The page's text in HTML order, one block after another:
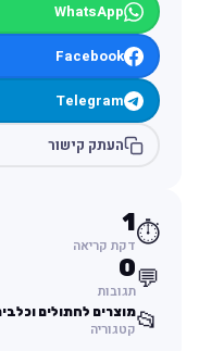
WhatsApp
Facebook
Telegram
העתק קישור
⏱️
1
דקת קריאה
💬
0
תגובות
📂מוצרים לחתולים וכלבים
קטגוריה